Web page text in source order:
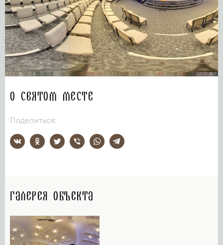
О святом месте
Поделиться:
Галерея объекта